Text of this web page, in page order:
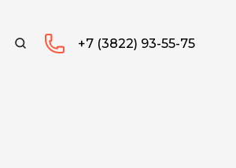
+7 (3822) 93-55-75